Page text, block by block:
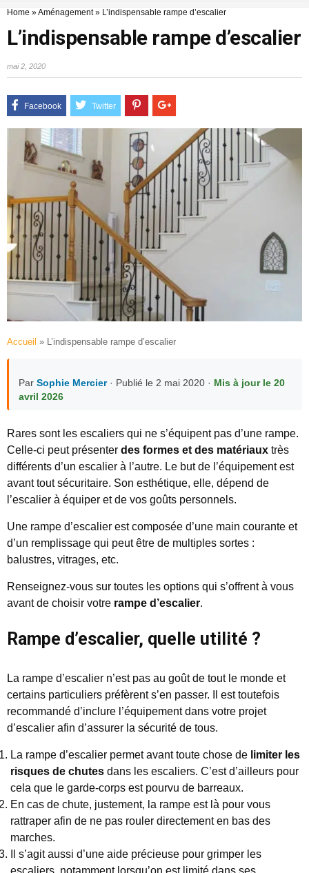
Home »Aménagement» L’indispensable rampe d’escalier
L’indispensable rampe d’escalier
mai 2, 2020
Accueil » L’indispensable rampe d’escalier
Par Sophie Mercier· Publié le 2 mai 2020 · Mis à jour le 20
avril 2026
Rares sont les escaliers qui ne s’équipent pas d’une rampe.
Celle-ci peut présenter des formes et des matériaux très
différents d’un escalier à l’autre. Le but de l’équipement est
avant tout sécuritaire. Son esthétique, elle, dépend de
l’escalier à équiper et de vos goûts personnels.
Une rampe d’escalier est composée d’une main courante et
d’un remplissage qui peut être de multiples sortes :
balustres, vitrages, etc.
Renseignez-vous sur toutes les options qui s’offrent à vous
avant de choisir votre rampe d’escalier.
Rampe d’escalier, quelle utilité ?
La rampe d’escalier n’est pas au goût de tout le monde et
certains particuliers préfèrent s’en passer. Il est toutefois
recommandé d’inclure l’équipement dans votre projet
d’escalier afin d’assurer la sécurité de tous.
La rampe d’escalier permet avant toute chose de limiter les
risques de chutes dans les escaliers. C’est d’ailleurs pour
cela que le garde-corps est pourvu de barreaux.
En cas de chute, justement, la rampe est là pour vous
rattraper afin de ne pas rouler directement en bas des
marches.
Il s’agit aussi d’une aide précieuse pour grimper les
escaliers, notamment lorsqu’on est limité dans ses